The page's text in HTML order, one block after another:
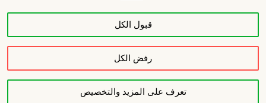
نشر
قبول الكل
رفض الكل
تعرف على المزيد والتخصيص